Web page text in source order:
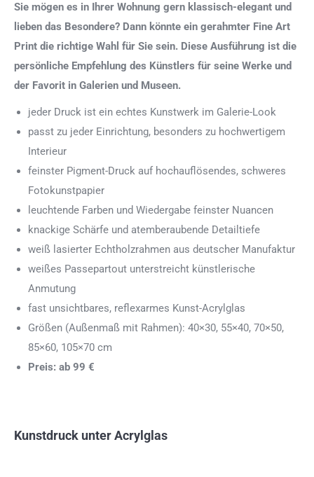
Sie mögen es in Ihrer Wohnung gern klassisch-elegant und
lieben das Besondere? Dann könnte ein gerahmter Fine Art
Print die richtige Wahl für Sie sein. Diese Ausführung ist die
persönliche Empfehlung des Künstlers für seine Werke und
der Favorit in Galerien und Museen.
jeder Druck ist ein echtes Kunstwerk im Galerie-Look
passt zu jeder Einrichtung, besonders zu hochwertigem
Interieur
feinster Pigment-Druck auf hochauflösendes, schweres
Fotokunstpapier
leuchtende Farben und Wiedergabe feinster Nuancen
knackige Schärfe und atemberaubende Detailtiefe
weiß lasierter Echtholzrahmen aus deutscher Manufaktur
weißes Passepartout unterstreicht künstlerische
Anmutung
fast unsichtbares, reflexarmes Kunst-Acrylglas
Größen (Außenmaß mit Rahmen): 40×30, 55×40, 70×50,
85×60, 105×70 cm
Preis: ab 99 €
Kunstdruck unter Acrylglas